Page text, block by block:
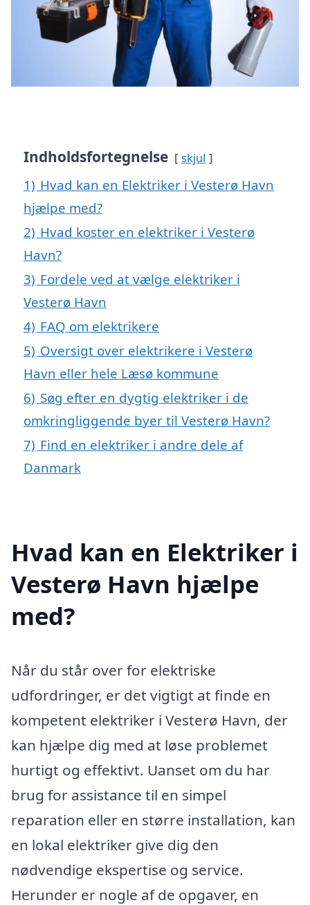
Indholdsfortegnelse skjul
1) Hvad kan en Elektriker i Vesterø Havn
hjælpe med?
2) Hvad koster en elektriker i Vesterø
Havn?
3) Fordele ved at vælge elektriker i
Vesterø Havn
4) FAQ om elektrikere
5) Oversigt over elektrikere i Vesterø
Havn eller hele Læsø kommune
6) Søg efter en dygtig elektriker i de
omkringliggende byer til Vesterø Havn?
7) Find en elektriker i andre dele af
Danmark
Hvad kan en Elektriker i
Vesterø Havn hjælpe
med?
Når du står over for elektriske
udfordringer, er det vigtigt at finde en
kompetent elektriker i Vesterø Havn, der
kan hjælpe dig med at løse problemet
hurtigt og effektivt. Uanset om du har
brug for assistance til en simpel
reparation eller en større installation, kan
en lokal elektriker give dig den
nødvendige ekspertise og service.
Herunder er nogle af de opgaver, en